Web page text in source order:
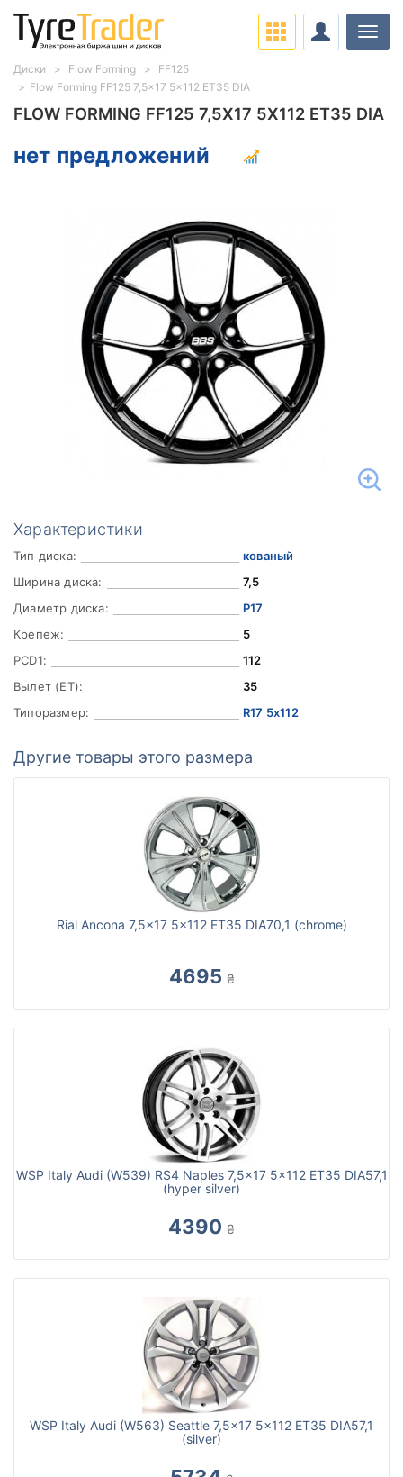
FLOW FORMING FF125 7,5X17 5X112 ET35 DIA
нет предложений
Характеристики
Тип диска:
кованый
Ширина диска:
7,5
Диаметр диска:
Р17
Крепеж:
5
PCD1:
112
Вылет (ET):
35
Типоразмер:
R17 5x112
Другие товары этого размера
Rial Ancona 7,5x17 5x112 ET35 DIA70,1 (chrome)
4695 ₴
WSP Italy Audi (W539) RS4 Naples 7,5x17 5x112 ET35 DIA57,1
(hyper silver)
4390 ₴
WSP Italy Audi (W563) Seattle 7,5x17 5x112 ET35 DIA57,1
(silver)
Диски Flow Forming
FF125
Flow Forming FF125 7,5x17 5x112 ET35 DIA